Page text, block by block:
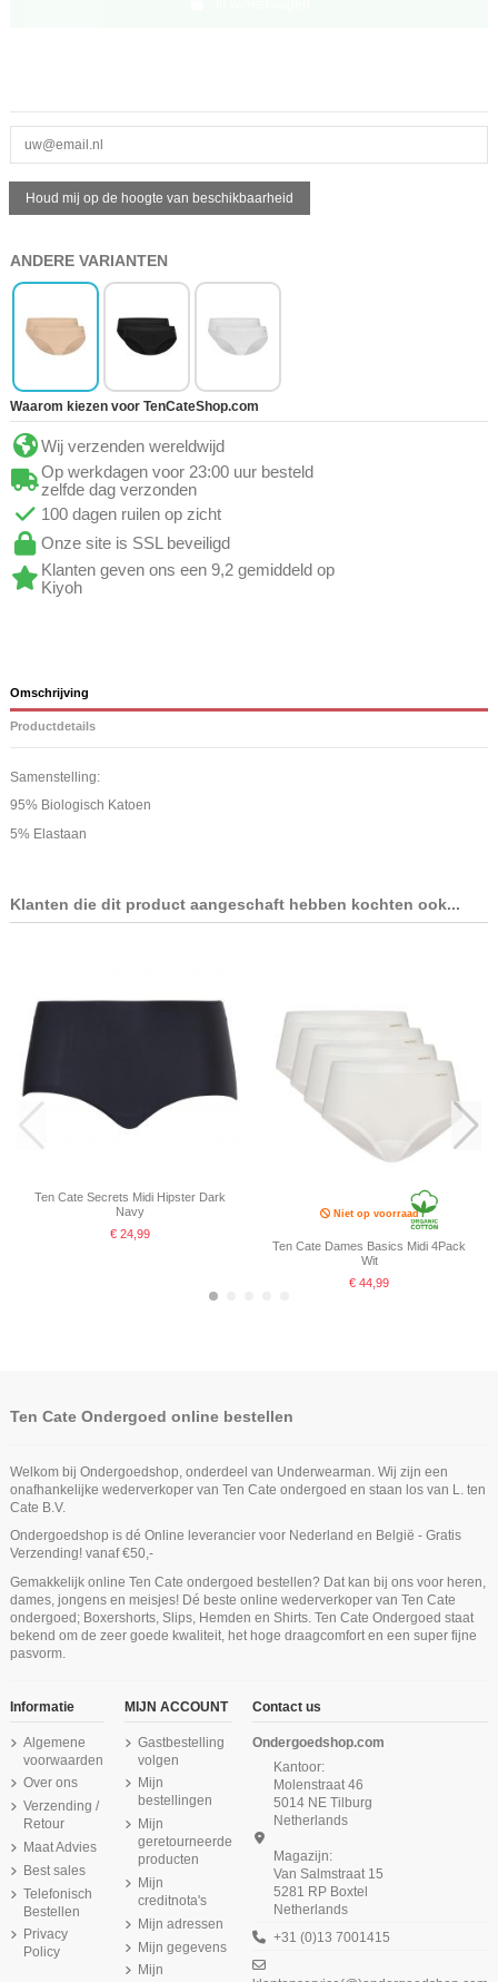
ANDERE VARIANTEN
Waarom kiezen voor TenCateShop.com
Wij verzenden wereldwijd
Op werkdagen voor 23:00 uur besteld
zelfde dag verzonden
100 dagen ruilen op zicht
Onze site is SSL beveiligd
Klanten geven ons een 9,2 gemiddeld op
Kiyoh
Omschrijving
Productdetails
Samenstelling:
95% Biologisch Katoen
5% Elastaan
Klanten die dit product aangeschaft hebben kochten ook...
Ten Cate Secrets Midi Hipster Dark
Navy
€ 24,99
Niet op voorraad
Ten Cate Dames Basics Midi 4Pack
Wit
€ 44,99
Niet op voorraad
Ten Cate Secrets Spaghetti Shirt Off
€ 29,99
Ten Cate Secrets Cotton Short Zwart
Ten Cate Meisjes Hipster Slip 2Pack
Cotton Stretch Light Grey Melee
€ 19,95
Niet op voorraad
Ten Cate Heren Bamboo Long Short
2Pack Grey Melange
Niet op voorraad
Ten Cate Thermo Dames Lace Shirt
Longsleeve Zwart
€ 29,56€ 36,95
Product is beschikbaar met verschillende opties
Ten Cate Dames Basics Rio 2Pack
Wit
Product is beschikbaar met verschillende opties
Ten Cate Meisjes Padded Bra Cotton
Stretch White
€ 18,95
Niet op voorraad
Ten Cate Dames Basics Singlet Lace
Hemd Zwart
Ten Cate Ondergoed online bestellen
Welkom bij Ondergoedshop, onderdeel van Underwearman. Wij zijn een
onafhankelijke wederverkoper van Ten Cate ondergoed en staan los van L. ten
Cate B.V.
Ondergoedshop is dé Online leverancier voor Nederland en België - Gratis
Verzending! vanaf €50,-
Gemakkelijk online Ten Cate ondergoed bestellen? Dat kan bij ons voor heren,
dames, jongens en meisjes! Dé beste online wederverkoper van Ten Cate
ondergoed; Boxershorts, Slips, Hemden en Shirts. Ten Cate Ondergoed staat
bekend om de zeer goede kwaliteit, het hoge draagcomfort en een super fijne
pasvorm.
Informatie
Algemene
voorwaarden
Over ons
Verzending /
Retour
Maat Advies
Best sales
Telefonisch
Bestellen
Privacy
Policy
MIJN ACCOUNT
Gastbestelling
volgen
Mijn
bestellingen
Mijn
geretourneerde
producten
Mijn
creditnota's
Mijn adressen
Mijn gegevens
Mijn
Contact us
Ondergoedshop.com
Kantoor:
Molenstraat 46
5014 NE Tilburg
Netherlands
Magazijn:
Van Salmstraat 15
5281 RP Boxtel
Netherlands
+31 (0)13 7001415